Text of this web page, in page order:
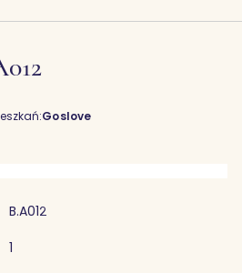
Goslove
B.A012
1